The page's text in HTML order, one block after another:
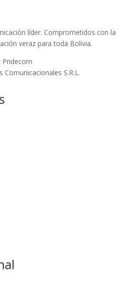
líder. Comprometidos con la
veraz para toda Bolivia.
Pridecom
Comunicacionales S.R.L.